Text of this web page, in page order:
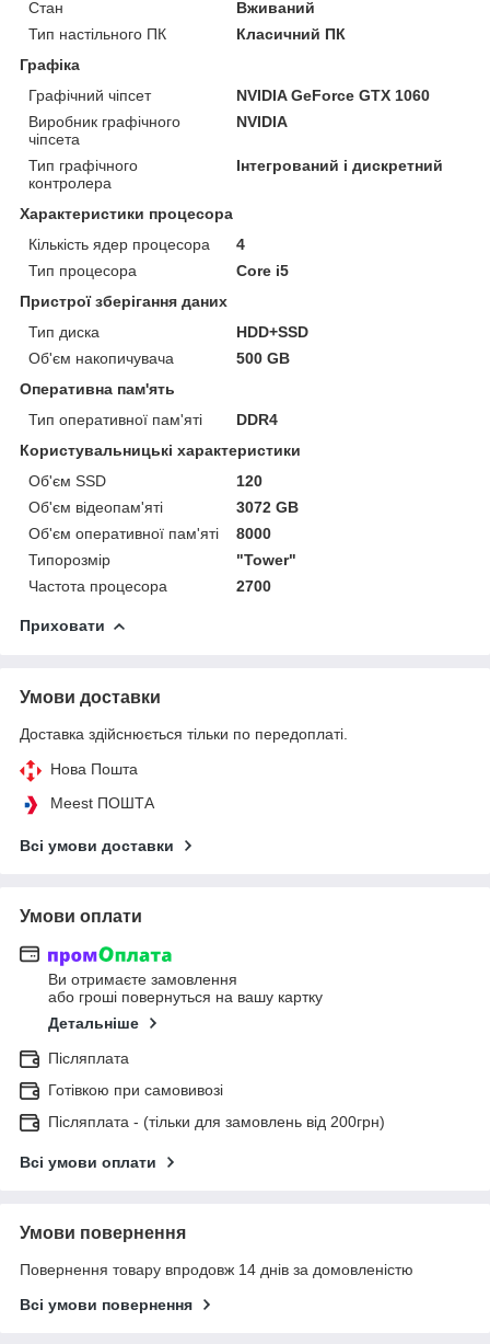
Стан
Вживаний
Тип настільного ПК
Класичний ПК
Графіка
Графічний чіпсет
NVIDIA GeForce GTX 1060
Виробник графічного
чіпсета
NVIDIA
Тип графічного
контролера
Інтегрований і дискретний
Характеристики процесора
Кількість ядер процесора
4
Тип процесора
Core i5
Пристрої зберігання даних
Тип диска
HDD+SSD
Об'єм накопичувача
500 GB
Оперативна пам'ять
Тип оперативної пам'яті
DDR4
Користувальницькі характеристики
Об'єм SSD
120
Об'єм відеопам'яті
3072 GB
Об'єм оперативної пам'яті
8000
Типорозмір
"Tower"
Частота процесора
2700
Приховати
Умови доставки
Доставка здійснюється тільки по передоплаті.
Нова Пошта
Meest ПОШТА
Всі умови доставки
Умови оплати
Ви отримаєте замовлення
або гроші повернуться на вашу картку
Детальніше
Післяплата
Готівкою при самовивозі
Післяплата - (тільки для замовлень від 200грн)
Всі умови оплати
Умови повернення
Повернення товару впродовж 14 днів за домовленістю
Всі умови повернення